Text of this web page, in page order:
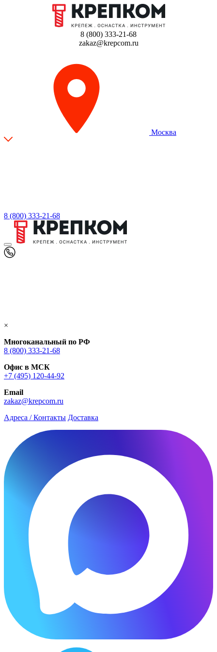
8 (800) 333-21-68
zakaz@krepcom.ru
Москва
8 (800) 333-21-68
×
Многоканальный по РФ
8 (800) 333‑21-68
Офис в МСК
+7 (495) 120-44-92
Email
zakaz@krepcom.ru
Адреса / Контакты Доставка